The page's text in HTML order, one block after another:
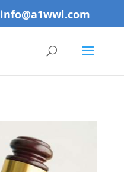
info@a1wwl.com